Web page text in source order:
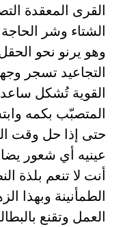
القرى المعقدة
الشتاء وشر
وهو يرنو نحو
التجاعيد تسجر
القوية تُشكل
المتصبّب بكمه
حتى إذا حل وقت
عينيه أي شعور
أنت لا تنعم بلذة
الطمأنينة وبهذا
العمل وتقنع